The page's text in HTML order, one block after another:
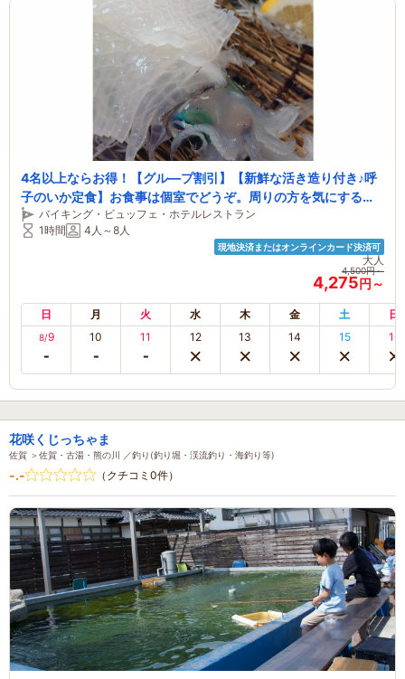
4名以上ならお得！【グル―プ割引】【新鮮な活き造り付き♪呼
子のいか定食】お食事は個室でどうぞ。周りの方を気にする心
配もナシ！！~ファミリー・女性におすすめ~
バイキング・ビュッフェ・ホテルレストラン
1時間
4人～8人
現地決済またはオンラインカード決済可
大人
4,500円～
4,275円～
日 月 火 水 木 金 土 日
8/9 10 11 12 13 14 15 16
花咲くじっちゃま
佐賀 ＞佐賀・古湯・熊の川 ／釣り(釣り堀・渓流釣り・海釣り等)
-.- （クチコミ0件）